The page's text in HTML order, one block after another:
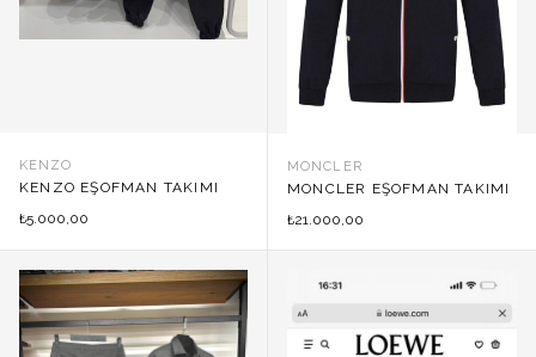
KENZO
KENZO EŞOFMAN TAKIMI
₺5.000,00
MONCLER
MONCLER EŞOFMAN TAKIMI
₺21.000,00